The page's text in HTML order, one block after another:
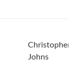
Christopher
Johns